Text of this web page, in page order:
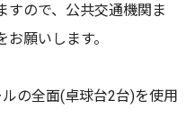
ので、公共交通機関ま
願いします。
の全面(卓球台2台)を使用